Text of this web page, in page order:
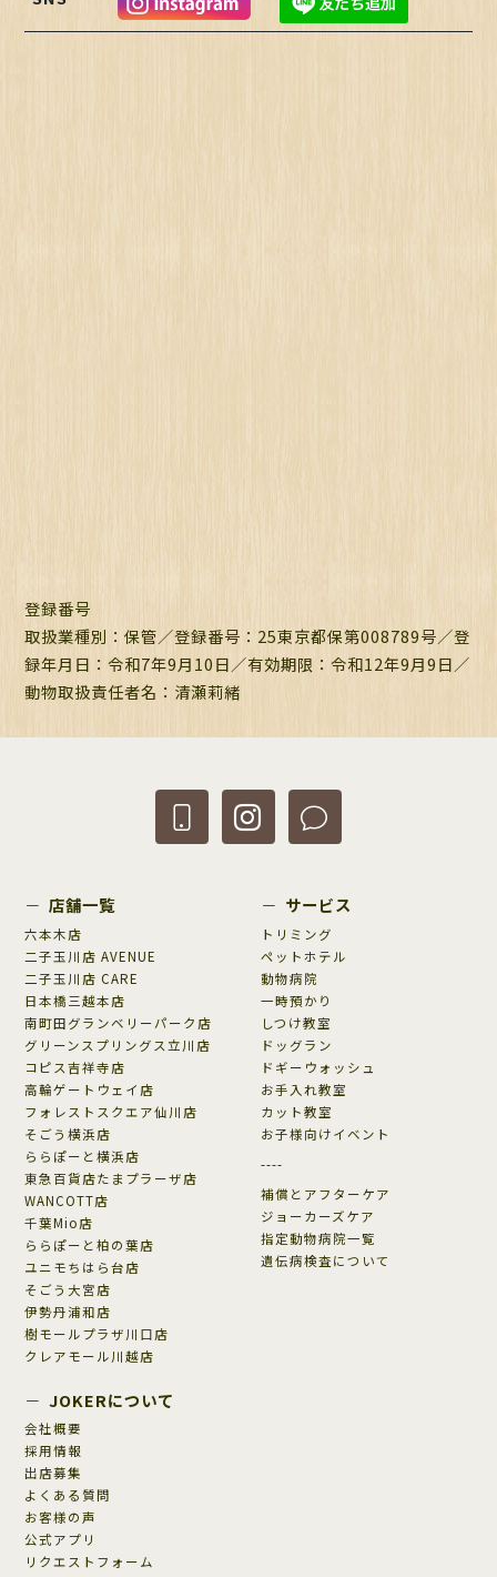
登録番号
取扱業種別：保管／登録番号： 25東京都保第008789号／登
録年月日： 令和7年9月10日／有効期限： 令和12年9月9日／
動物取扱責任者名： 清瀬莉緒
店舗一覧
六本木店
二子玉川店 AVENUE
二子玉川店 CARE
日本橋三越本店
南町田グランベリーパーク店
グリーンスプリングス立川店
コピス吉祥寺店
高輪ゲートウェイ店
フォレストスクエア仙川店
そごう横浜店
ららぽーと横浜店
東急百貨店たまプラーザ店
WANCOTT店
千葉Mio店
ららぽーと柏の葉店
ユニモちはら台店
そごう大宮店
伊勢丹浦和店
樹モールプラザ川口店
クレアモール川越店
サービス
トリミング
ペットホテル
動物病院
一時預かり
しつけ教室
ドッグラン
ドギーウォッシュ
お手入れ教室
カット教室
お子様向けイベント
----
補償とアフターケア
ジョーカーズケア
指定動物病院一覧
遺伝病検査について
JOKERについて
会社概要
採用情報
出店募集
よくある質問
お客様の声
公式アプリ
リクエストフォーム